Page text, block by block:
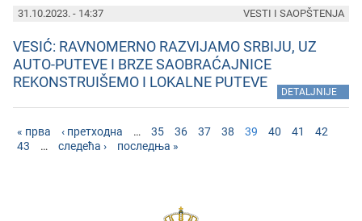
31.10.2023. - 14:37
VESIĆ: RAVNOMERNO RAZVIJAMO SRBIJU, UZ
AUTO-PUTEVE I BRZE SAOBRAĆAJNICE
REKONSTRUIŠEMO I LOKALNE PUTEVE
DETALJNIJE
VESTI I SAOPŠTENJA
« прва ‹ претходна … 35 36 37 38 39 40 41
42
43
… следећа › последња »